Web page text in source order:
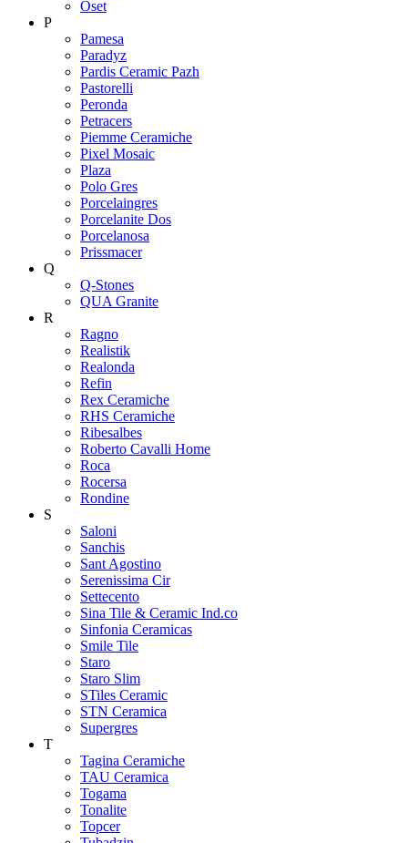
Oset
P
Pamesa
Paradyz
Pardis Ceramic Pazh
Pastorelli
Peronda
Petracers
Piemme Ceramiche
Pixel Mosaic
Plaza
Polo Gres
Porcelaingres
Porcelanite Dos
Porcelanosa
Prissmacer
Q
Q-Stones
QUA Granite
R
Ragno
Realistik
Realonda
Refin
Rex Ceramiche
RHS Ceramiche
Ribesalbes
Roberto Cavalli Home
Roca
Rocersa
Rondine
S
Saloni
Sanchis
Sant Agostino
Serenissima Cir
Settecento
Sina Tile & Ceramic Ind.co
Sinfonia Ceramicas
Smile Tile
Staro
Staro Slim
STiles Ceramic
STN Ceramica
Supergres
T
Tagina Ceramiche
TAU Ceramica
Togama
Tonalite
Topcer